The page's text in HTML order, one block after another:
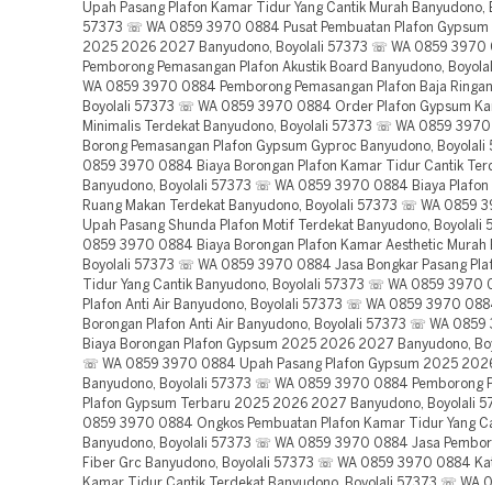
Upah Pasang Plafon Kamar Tidur Yang Cantik Murah Banyudono,
57373 ☏ WA 0859 3970 0884 Pusat Pembuatan Plafon Gypsum
2025 2026 2027 Banyudono, Boyolali 57373 ☏ WA 0859 3970
Pemborong Pemasangan Plafon Akustik Board Banyudono,
WA 0859 3970 0884 Pemborong Pemasangan Plafon Baja
Boyolali 57373 ☏ WA 0859 3970 0884 Order Plafon Gypsum
Minimalis Terdekat Banyudono, Boyolali 57373 ☏ WA 0859
Borong Pemasangan Plafon Gypsum Gyproc Banyudono,
0859 3970 0884 Biaya Borongan Plafon Kamar Tidur Cantik
Banyudono, Boyolali 57373 ☏ WA 0859 3970 0884 Biaya Plafon
Ruang Makan Terdekat Banyudono, Boyolali 57373 ☏ WA 0859
Upah Pasang Shunda Plafon Motif Terdekat Banyudono, Boyolali
0859 3970 0884 Biaya Borongan Plafon Kamar Aesthetic Murah
Boyolali 57373 ☏ WA 0859 3970 0884 Jasa Bongkar Pasang
Tidur Yang Cantik Banyudono, Boyolali 57373 ☏ WA 0859 3970
Plafon Anti Air Banyudono, Boyolali 57373 ☏ WA 0859 3970
Borongan Plafon Anti Air Banyudono, Boyolali 57373 ☏ WA
Biaya Borongan Plafon Gypsum 2025 2026 2027 Banyudono,
☏ WA 0859 3970 0884 Upah Pasang Plafon Gypsum 2025
Banyudono, Boyolali 57373 ☏ WA 0859 3970 0884 Pemborong
Plafon Gypsum Terbaru 2025 2026 2027 Banyudono, Boyolali
0859 3970 0884 Ongkos Pembuatan Plafon Kamar Tidur Yang
Banyudono, Boyolali 57373 ☏ WA 0859 3970 0884 Jasa
Fiber Grc Banyudono, Boyolali 57373 ☏ WA 0859 3970 0884